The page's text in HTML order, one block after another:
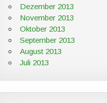
Dezember 2013
November 2013
Oktober 2013
September 2013
August 2013
Juli 2013